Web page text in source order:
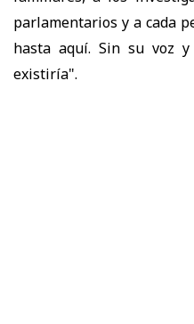
parlamentarios y a cada
hasta aquí. Sin su voz
existiría".